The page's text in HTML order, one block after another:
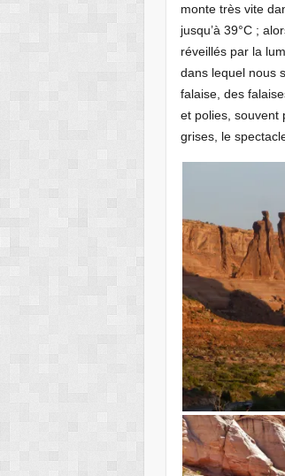
monte très vite
jusqu’à 39°C ;
réveillés par la
dans lequel nous
falaise, des
et polies, souvent
grises, le